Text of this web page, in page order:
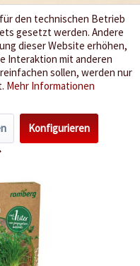
Leben
L mit Pop-up-
den technischen Betrieb
gesetzt werden. Andere
dieser Website erhöhen,
Interaktion mit anderen
sollen, werden nur
Mehr Informationen
Konfigurieren